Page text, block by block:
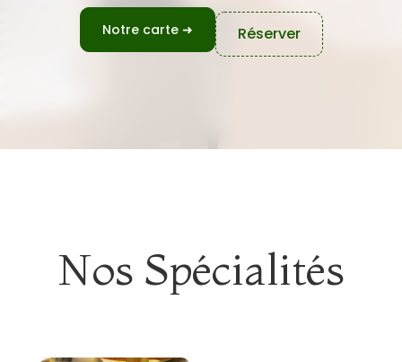
Notre carte ➜ Réserver
Nos Spécialités